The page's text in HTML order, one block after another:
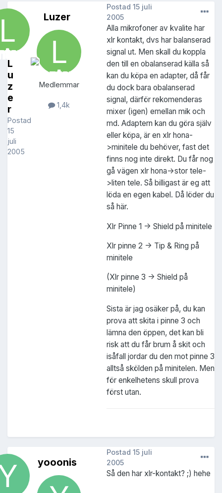
L
u
z
e
r
Postad
15
juli
2005
Luzer
Medlemmar
1,4k
Postad 15 juli
2005
Alla mikrofoner av kvalite har
xlr kontakt, dvs har balanserad
signal ut. Men skall du koppla
den till en obalanserad källa så
kan du köpa en adapter, då får
du dock bara obalanserad
signal, därför rekomenderas
mixer (igen) emellan mik och
md. Adaptern kan du göra själv
eller köpa, är en xlr hona-
>minitele du behöver, fast det
finns nog inte direkt. Du får nog
gå vägen xlr hona->stor tele-
>liten tele. Så billigast är eg att
löda en egen kabel. Då löder du
så här.
Xlr Pinne 1 -> Shield på minitele
Xlr pinne 2 -> Tip & Ring på
minitele
(Xlr pinne 3 -> Shield på
minitele)
Sista är jag osäker på, du kan
prova att skita i pinne 3 och
lämna den öppen, det kan bli
risk att du får brum å skit och
isåfall jordar du den mot pinne 3
alltså skölden på minitelen. Men
för enkelhetens skull prova
först utan.
yooonis
Postad 15 juli
2005
Så den har xlr-kontakt? ;) hehe